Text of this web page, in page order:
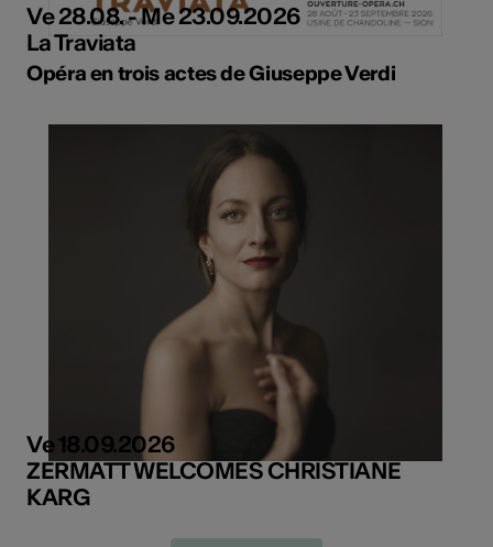
Ve 28.08. - Me 23.09.2026
La Traviata
Opéra en trois actes de Giuseppe Verdi
Ve 18.09.2026
ZERMATT WELCOMES CHRISTIANE
KARG